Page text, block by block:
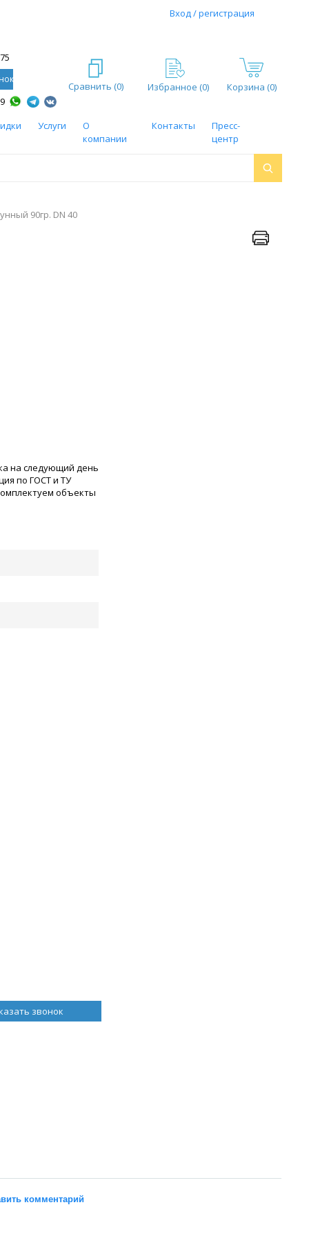
Вход / регистрация
Сравнить (0) Избранное (0) Корзина (0)
Услуги
О
компании
Контакты
Пресс-
центр
90гр. DN 40
на следующий день
по ГОСТ и ТУ
объекты
звонок
комментарий